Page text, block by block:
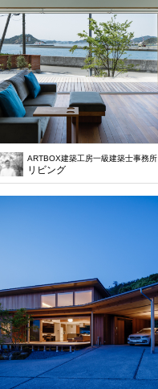
ARTBOX建築工房一級建築士事務所
リビング